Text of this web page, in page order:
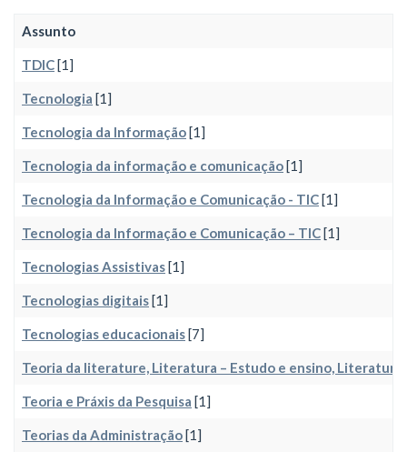
Assunto
TDIC[1]
Tecnologia [1]
Tecnologia da Informação[1]
Tecnologia da informação e comunicação[1]
Tecnologia da Informação e Comunicação - TIC[1]
Tecnologia da Informação e Comunicação – TIC[1]
Tecnologias Assistivas[1]
Tecnologias digitais[1]
Tecnologias educacionais[7]
Teoria da literature, Literatura – Estudo e ensino, Literatura
Teoria e Práxis da Pesquisa [1]
Teorias da Administração[1]